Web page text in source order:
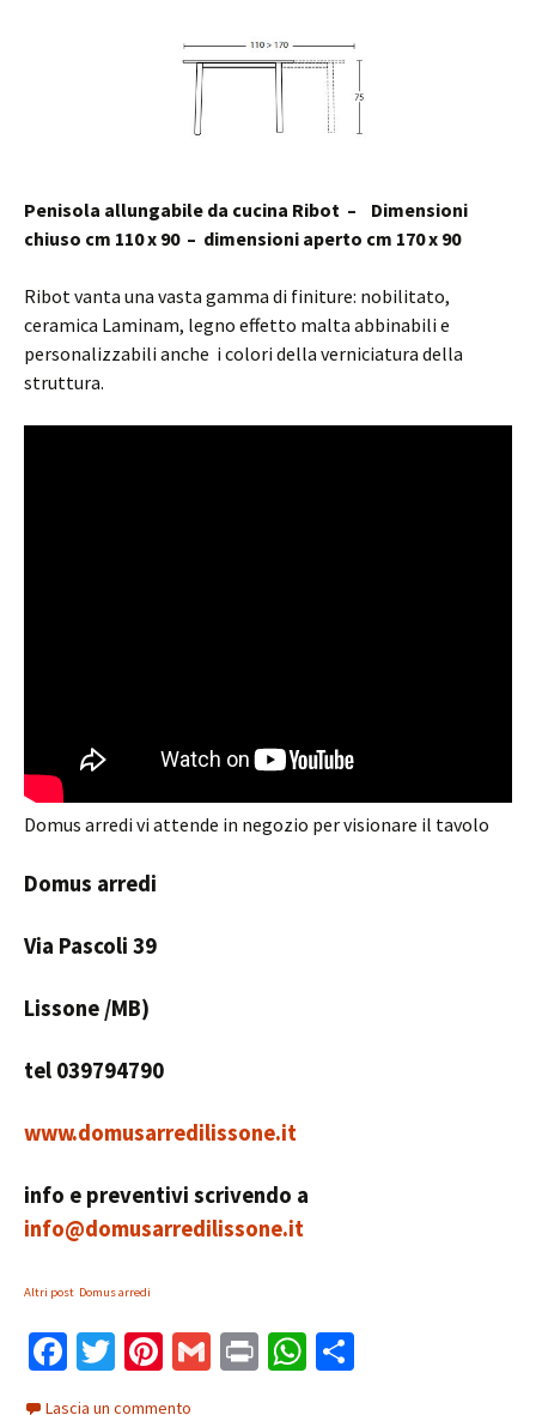
Penisola allungabile da cucina Ribot – Dimensioni
chiuso cm 110 x 90 – dimensioni aperto cm 170 x 90
Ribot vanta una vasta gamma di finiture: nobilitato,
ceramica Laminam, legno effetto malta abbinabili e
personalizzabili anche i colori della verniciatura della
struttura.
Domus arredi vi attende in negozio per visionare il tavolo
Domus arredi
Via Pascoli 39
Lissone /MB)
tel 039794790
www.domusarredilissone.it
info e preventivi scrivendo a
info@domusarredilissone.it
Altri post Domus arredi
Fa
ce
T
Pi G
Pr W
Lascia un commento